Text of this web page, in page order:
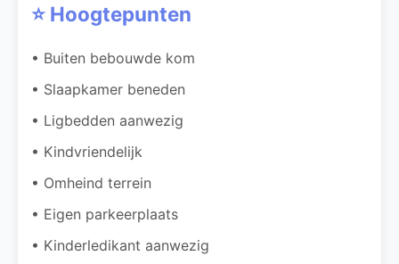
⭐ Hoogtepunten
• Buiten bebouwde kom
• Slaapkamer beneden
• Ligbedden aanwezig
• Kindvriendelijk
• Omheind terrein
• Eigen parkeerplaats
• Kinderledikant aanwezig